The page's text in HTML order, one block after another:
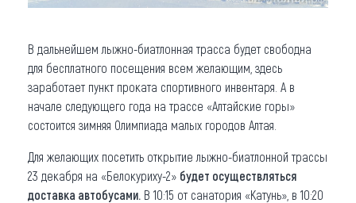
В дальнейшем лыжно-биатлонная трасса будет свободна
для бесплатного посещения всем желающим, здесь
заработает пункт проката спортивного инвентаря. А в
начале следующего года на трассе «Алтайские горы»
состоится зимняя Олимпиада малых городов Алтая.
Для желающих посетить открытие лыжно-биатлонной трассы
23 декабря на «Белокуриху-2» будет осуществляться
доставка автобусами. В 10:15 от санатория «Катунь», в 10:20